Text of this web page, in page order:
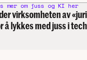
mer om juss og KI her
virksomheten av
å lykkes med juss i